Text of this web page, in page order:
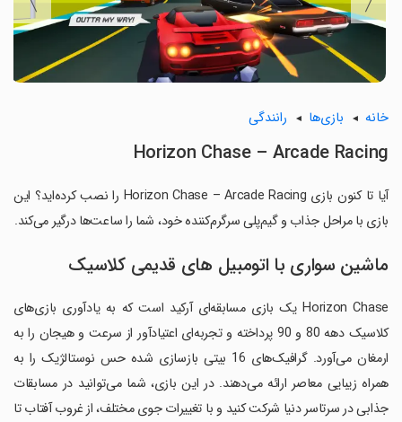
خانه بازی‌ها رانندگی
Horizon Chase – Arcade Racing
آیا تا کنون بازی Horizon Chase – Arcade Racing را نصب کرده‌اید؟ این
بازی با مراحل جذاب و گیم‌پلی سرگرم‌کننده خود، شما را ساعت‌ها درگیر می‌کند.
ماشین سواری با اتومبیل های قدیمی کلاسیک
Horizon Chase یک بازی مسابقه‌ای آرکید است که به یادآوری بازی‌های
کلاسیک دهه 80 و 90 پرداخته و تجربه‌ای اعتیادآور از سرعت و هیجان را به
ارمغان می‌آورد. گرافیک‌های 16 بیتی بازسازی شده حس نوستالژیک را به
همراه زیبایی معاصر ارائه می‌دهند. در این بازی، شما می‌توانید در مسابقات
جذابی در سرتاسر دنیا شرکت کنید و با تغییرات جوی مختلف، از غروب آفتاب تا